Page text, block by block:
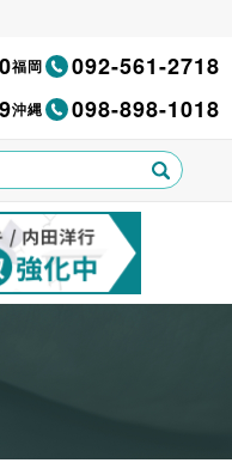
福岡 092-561-2718
沖縄 098-898-1018